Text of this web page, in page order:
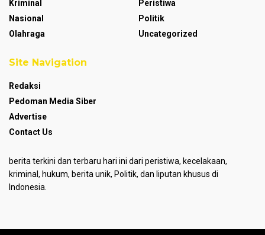
Kriminal
Nasional
Olahraga
Peristiwa
Politik
Uncategorized
Site Navigation
Redaksi
Pedoman Media Siber
Advertise
Contact Us
berita terkini dan terbaru hari ini dari peristiwa, kecelakaan,
kriminal, hukum, berita unik, Politik, dan liputan khusus di
Indonesia.